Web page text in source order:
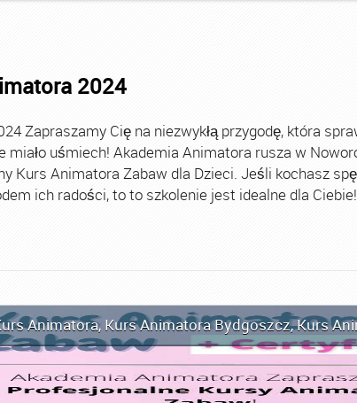
2024
Zapraszamy Cię na niezwykłą przygodę, która
miało uśmiech! Akademia Animatora rusza w
Kurs Animatora Zabaw dla Dzieci. Jeśli kochasz
ich radości, to to szkolenie jest idealne dla
Animatora, Kurs Animatora Bydgoszcz,Kurs